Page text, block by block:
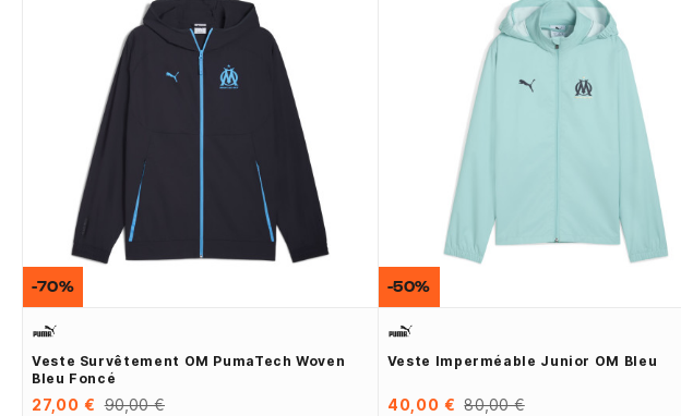
Veste Survêtement OM PumaTech Woven
Bleu Foncé
27,00 € 90,00 €
-70%
Veste Imperméable Junior OM Bleu
40,00 € 80,00 €
-50%